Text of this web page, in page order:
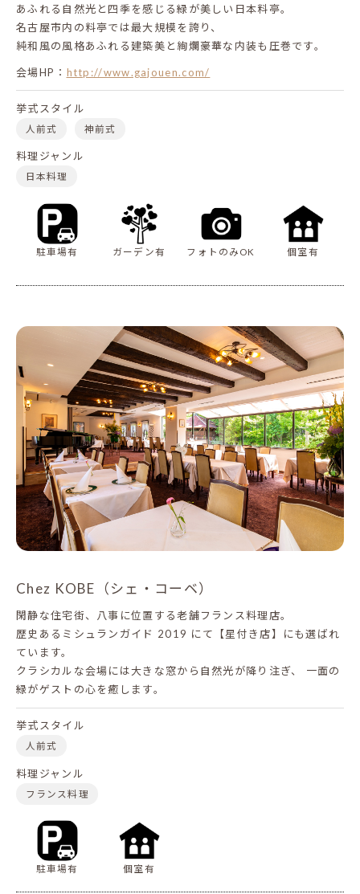
あふれる自然光と四季を感じる緑が美しい日本料亭。
名古屋市内の料亭では最大規模を誇り、
純和風の風格あふれる建築美と絢爛豪華な内装も圧巻です。
会場HP： http://www.gajouen.com/
挙式スタイル
人前式 神前式
料理ジャンル
日本料理
駐車場有 ガーデン有 フォトのみOK 個室有
Chez KOBE（シェ・コーベ）
閑静な住宅街、八事に位置する老舗フランス料理店。
歴史あるミシュランガイド 2019 にて【星付き店】にも選ばれ
ています。
クラシカルな会場には大きな窓から自然光が降り注ぎ、
一面の
緑がゲストの心を癒します。
挙式スタイル
人前式
料理ジャンル
フランス料理
駐車場有 個室有